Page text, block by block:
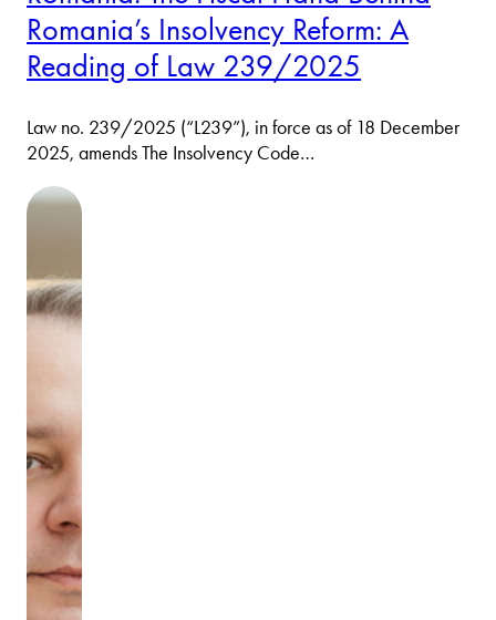
Romania’s Insolvency Reform: A
Reading of Law 239/2025
Law no. 239/2025 (“L239”), in force as of 18 December
2025, amends The Insolvency Code…